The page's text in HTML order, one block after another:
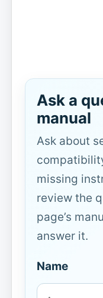
Ask a
manual
Ask about
missing
review the
page’s
answer it.
Name